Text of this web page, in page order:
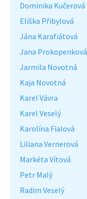
Dominika Kučerová
Eliška Přibylová
Jána Karafiátová
Jana Prokopenková
Jarmila Novotná
Kaja Novotná
Karel Vávra
Karel Veselý
Karolína Fialová
Liliana Vernerová
Markéta Vítová
Petr Malý
Radim Veselý